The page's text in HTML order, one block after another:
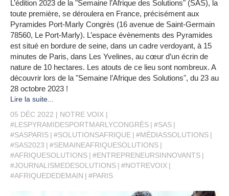
L’édition 2023 de la "Semaine l’Afrique des Solutions" (SAS), la
toute première, se déroulera en France, précisément aux
Pyramides Port-Marly Congrès (16 avenue de Saint-Germain
78560, Le Port-Marly). L’espace évènements des Pyramides
est situé en bordure de seine, dans un cadre verdoyant, à 15
minutes de Paris, dans Les Yvelines, au cœur d’un écrin de
nature de 10 hectares. Les atouts de ce lieu sont nombreux. A
découvrir lors de la "Semaine l’Afrique des Solutions", du 23 au
28 octobre 2023 !
Lire la suite...
05 DÉC 2022
NOTRE VOIX
#LESPYRAMIDESPORTMARLYCONGRÈS
#SAS
#SASPARIS
#SOLUTIONSAFRIQUE
#MÉDIASSOLUTIONS
#SAS2023
#SEMAINEAFRIQUESOLUTIONS
#AFRIQUESOLUTIONS
#ENTREPRENEURSINNOVANTS
#JOURNALISMEDESOLUTIONS
#NOTREVOIX
#AFRIQUEDEDEMAIN
#PARIS